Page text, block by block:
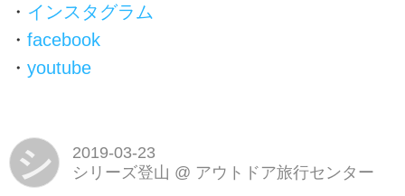
・ インスタグラム
・ facebook
・ youtube
シ
2019-03-23
シリーズ登山 @ アウトドア旅行センター